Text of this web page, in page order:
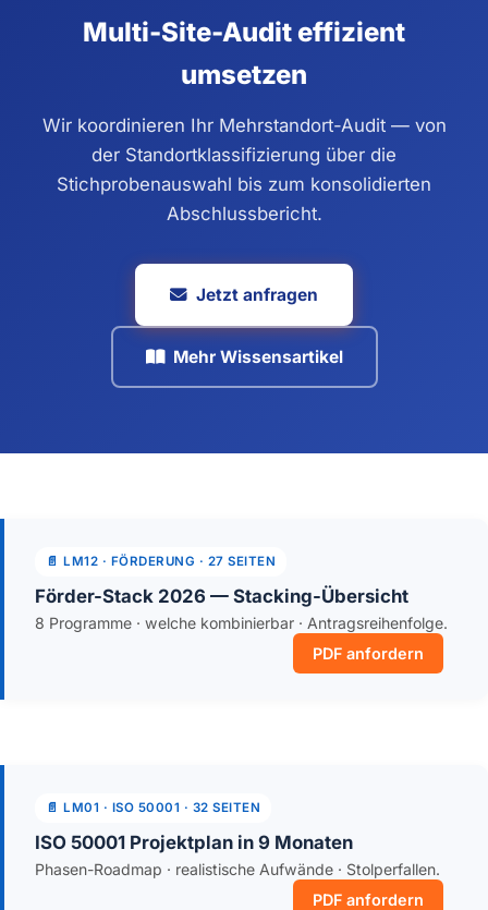
beurteilt werden können.
genauen Kosten hängen von Standortanzahl,
und Qualität der vorhandenen Verbrauchsdaten ab.
Standorten profitieren am stärksten.
Multi-Site-Audit effizient
umsetzen
Wir koordinieren Ihr Mehrstandort-Audit — von
der Standortklassifizierung über die
Stichprobenauswahl bis zum konsolidierten
Abschlussbericht.
Jetzt anfragen
Mehr Wissensartikel
📄 LM12 · FÖRDERUNG · 27 SEITEN
Förder-Stack 2026 — Stacking-Übersicht
8 Programme · welche kombinierbar · Antragsreihenfolge.
PDF anfordern
📄 LM01 · ISO 50001 · 32 SEITEN
ISO 50001 Projektplan in 9 Monaten
Phasen-Roadmap · realistische Aufwände · Stolperfallen.
PDF anfordern